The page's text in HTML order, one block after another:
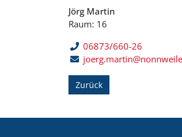
Jörg Martin
Raum: 16
06873/660-26
Zurück